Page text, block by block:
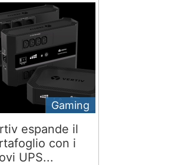
Gaming
espande il
con i
UPS...